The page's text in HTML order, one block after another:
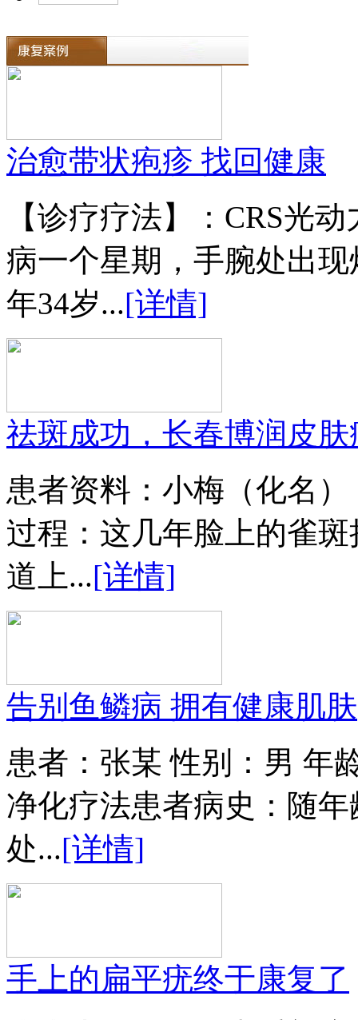
治愈带状疱疹 找回健康
【诊疗疗法】：CRS光
病一个星期，手腕处出
年34岁...[详情]
祛斑成功，长春博润皮
患者资料：小梅（化名
过程：这几年脸上的雀
道上...[详情]
告别鱼鳞病 拥有健康肌肤
患者：张某 性别：男 年
净化疗法患者病史：随
处...[详情]
手上的扁平疣终于康复了